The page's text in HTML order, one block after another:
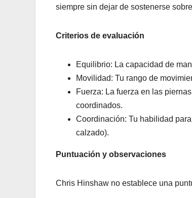
siempre sin dejar de sostenerse
Criterios de evaluación
Equilibrio: La capacidad de
Movilidad: Tu rango de
Fuerza: La fuerza en las
coordinados.
Coordinación: Tu habilidad
calzado).
Puntuación y observaciones
Chris Hinshaw no establece una